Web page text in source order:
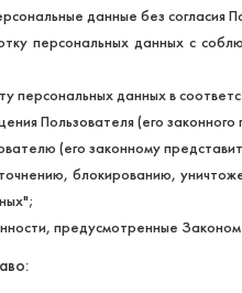
данные без
персональных данных с
персональных данных в
Пользователя (его
(его законному
блокированию,
предусмотренные